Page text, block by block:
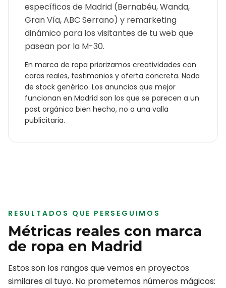
específicos de Madrid (Bernabéu, Wanda,
Gran Vía, ABC Serrano) y remarketing
dinámico para los visitantes de tu web que
pasean por la M-30.
En marca de ropa priorizamos creatividades con
caras reales, testimonios y oferta concreta. Nada
de stock genérico. Los anuncios que mejor
funcionan en Madrid son los que se parecen a un
post orgánico bien hecho, no a una valla
publicitaria.
RESULTADOS QUE PERSEGUIMOS
Métricas reales con marca
de ropa en Madrid
Estos son los rangos que vemos en proyectos
similares al tuyo. No prometemos números mágicos: